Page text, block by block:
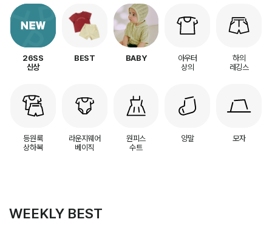
26SS
신상
BEST BABY
아우터
상의
하의
레깅스
등원룩
상하복
라운지웨어
베이직
원피스
수트
양말 모자
WEEKLY BEST